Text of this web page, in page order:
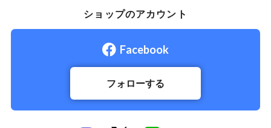
ショップのアカウント
Facebook
フォローする